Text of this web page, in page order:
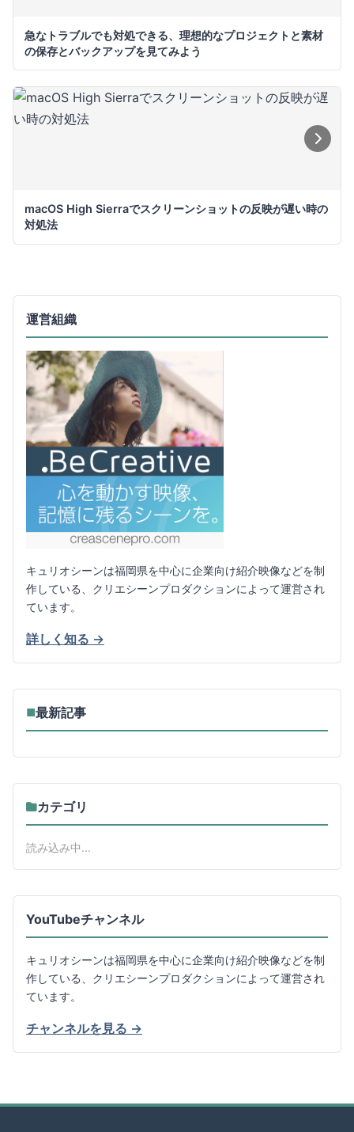
急なトラブルでも対処できる、理想的なプロジェクトと素材
の保存とバックアップを見てみよう
macOS High Sierraでスクリーンショットの反映が遅い時の
対処法
運営組織
キュリオシーンは福岡県を中心に企業向け紹介映像などを制
作している、クリエシーンプロダクションによって運営され
ています。
詳しく知る →
■最新記事
カテゴリ
読み込み中...
YouTubeチャンネル
キュリオシーンは福岡県を中心に企業向け紹介映像などを制
作している、クリエシーンプロダクションによって運営され
ています。
チャンネルを見る →